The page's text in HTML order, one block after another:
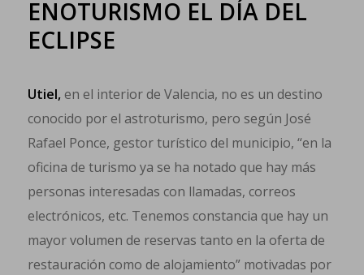
ENOTURISMO EL DÍA DEL
ECLIPSE
Utiel,en el interior de Valencia, no es un destino
conocido por el astroturismo, pero según José
Rafael Ponce, gestor turístico del municipio, “en la
oficina de turismo ya se ha notado que hay más
personas interesadas con llamadas, correos
electrónicos, etc. Tenemos constancia que hay un
mayor volumen de reservas tanto en la oferta de
restauración como de alojamiento” motivadas por